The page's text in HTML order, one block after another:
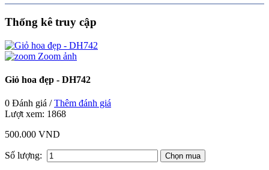
Thống kê truy cập
Zoom ảnh
Giỏ hoa đẹp - DH742
0 Đánh giá /Thêm đánh giá
Lượt xem: 1868
500.000 VND
Số lượng: